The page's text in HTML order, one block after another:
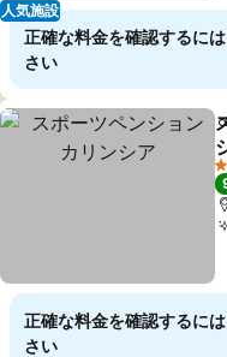
人気施設
正確な料金を確認するに
さい
3
正確な料金を確認するに
さい